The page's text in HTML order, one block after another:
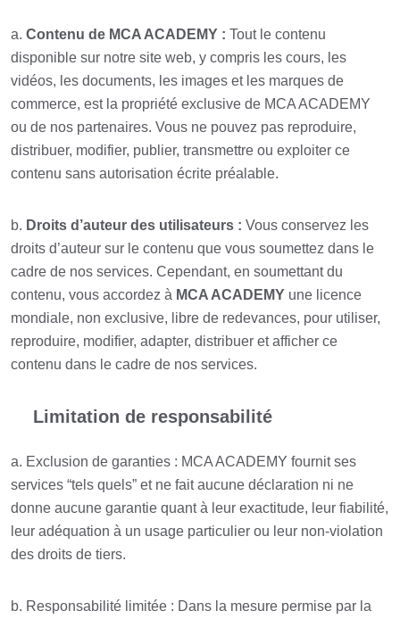
a. Contenu de MCA ACADEMY : Tout le contenu
disponible sur notre site web, y compris les cours, les
vidéos, les documents, les images et les marques de
commerce, est la propriété exclusive de MCA ACADEMY
ou de nos partenaires. Vous ne pouvez pas reproduire,
distribuer, modifier, publier, transmettre ou exploiter ce
contenu sans autorisation écrite préalable.
b. Droits d’auteur des utilisateurs : Vous conservez les
droits d’auteur sur le contenu que vous soumettez dans le
cadre de nos services. Cependant, en soumettant du
contenu, vous accordez à MCA ACADEMY une licence
mondiale, non exclusive, libre de redevances, pour utiliser,
reproduire, modifier, adapter, distribuer et afficher ce
contenu dans le cadre de nos services.
Limitation de responsabilité
a. Exclusion de garanties : MCA ACADEMY fournit ses
services “tels quels” et ne fait aucune déclaration ni ne
donne aucune garantie quant à leur exactitude, leur fiabilité,
leur adéquation à un usage particulier ou leur non-violation
des droits de tiers.
b. Responsabilité limitée : Dans la mesure permise par la